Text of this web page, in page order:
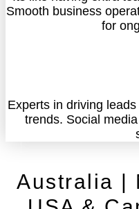
Smooth business
for
Experts in driving
trends. Social
Australia |